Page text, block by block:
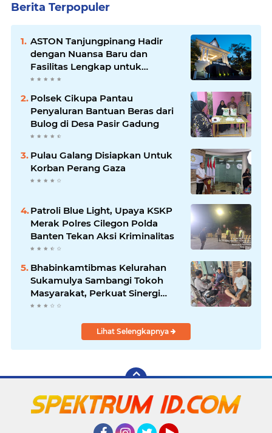
Berita Terpopuler
ASTON Tanjungpinang Hadir
dengan Nuansa Baru dan
Fasilitas Lengkap untuk
Kenyamanan Tamu
Polsek Cikupa Pantau
Penyaluran Bantuan Beras dari
Bulog di Desa Pasir Gadung
Pulau Galang Disiapkan Untuk
Korban Perang Gaza
Patroli Blue Light, Upaya KSKP
Merak Polres Cilegon Polda
Banten Tekan Aksi Kriminalitas
Bhabinkamtibmas Kelurahan
Sukamulya Sambangi Tokoh
Masyarakat, Perkuat Sinergi
Jaga Kamtibmas
Lihat Selengkapnya